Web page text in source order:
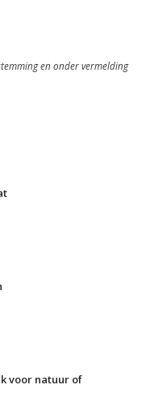
en onder vermelding
voor natuur of